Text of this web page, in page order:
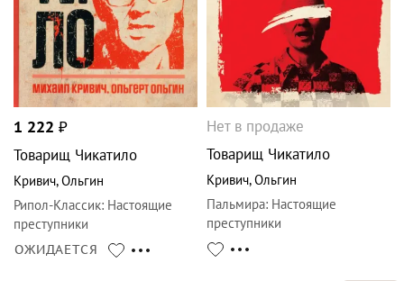
1 222 ₽
Товарищ Чикатило
Кривич,Ольгин
Рипол-Классик: Настоящие
преступники
ОЖИДАЕТСЯ
Нет в продаже
Товарищ Чикатило
Кривич,Ольгин
Пальмира: Настоящие
преступники